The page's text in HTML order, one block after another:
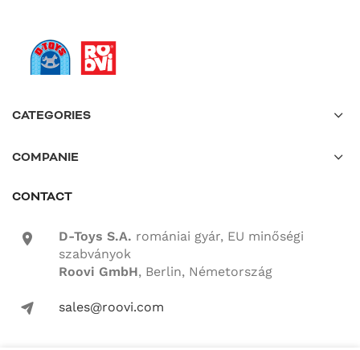
CATEGORIES
COMPANIE
CONTACT
location-icon D-Toys S.A. romániai gyár, EU minőségi
szabványok
Roovi GmbH, Berlin, Németország
mail-icon sales@roovi.com